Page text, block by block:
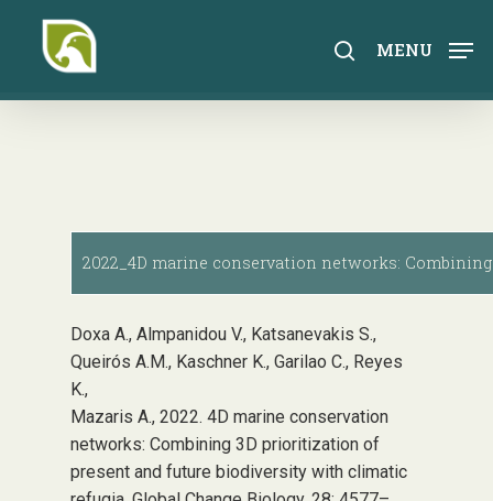
content
search
MENU
2022_4D marine conservation networks:
Doxa A., Almpanidou V., Katsanevakis S.,
Queirós A.M., Kaschner K., Garilao C., Reyes
K.,
Mazaris A., 2022. 4D marine conservation
networks: Combining 3D prioritization of
present and future biodiversity with climatic